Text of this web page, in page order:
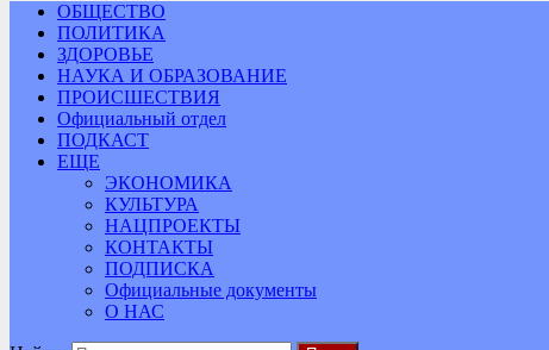
ОБЩЕСТВО
ПОЛИТИКА
ЗДОРОВЬЕ
НАУКА И ОБРАЗОВАНИЕ
ПРОИСШЕСТВИЯ
Официальный отдел
ПОДКАСТ
ЕЩЕ
ЭКОНОМИКА
КУЛЬТУРА
НАЦПРОЕКТЫ
КОНТАКТЫ
ПОДПИСКА
Официальные документы
О НАС